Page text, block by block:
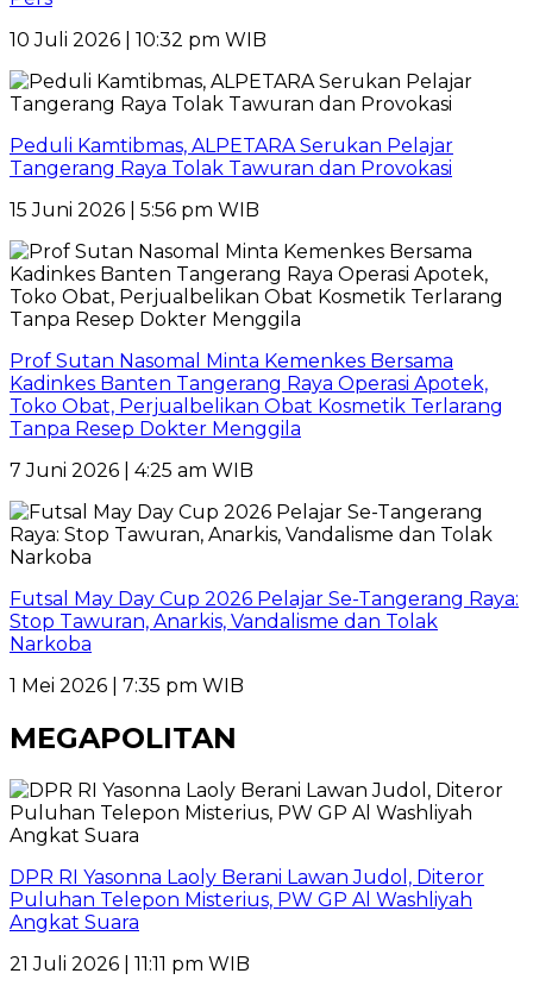
10 Juli 2026 | 10:32 pm WIB
Peduli Kamtibmas, ALPETARA Serukan Pelajar
Tangerang Raya Tolak Tawuran dan Provokasi
15 Juni 2026 | 5:56 pm WIB
Prof Sutan Nasomal Minta Kemenkes Bersama
Kadinkes Banten Tangerang Raya Operasi Apotek,
Toko Obat, Perjualbelikan Obat Kosmetik Terlarang
Tanpa Resep Dokter Menggila
7 Juni 2026 | 4:25 am WIB
Futsal May Day Cup 2026 Pelajar Se-Tangerang Raya:
Stop Tawuran, Anarkis, Vandalisme dan Tolak
Narkoba
1 Mei 2026 | 7:35 pm WIB
MEGAPOLITAN
DPR RI Yasonna Laoly Berani Lawan Judol, Diteror
Puluhan Telepon Misterius, PW GP Al Washliyah
Angkat Suara
21 Juli 2026 | 11:11 pm WIB